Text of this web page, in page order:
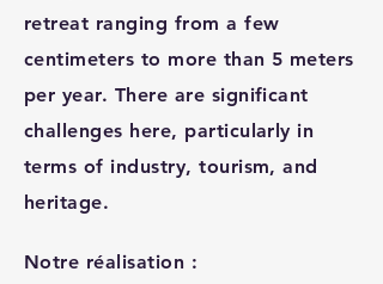
retreat ranging from a few
centimeters to more than 5 meters
per year. There are significant
challenges here, particularly in
terms of industry, tourism, and
heritage.
Notre réalisation :